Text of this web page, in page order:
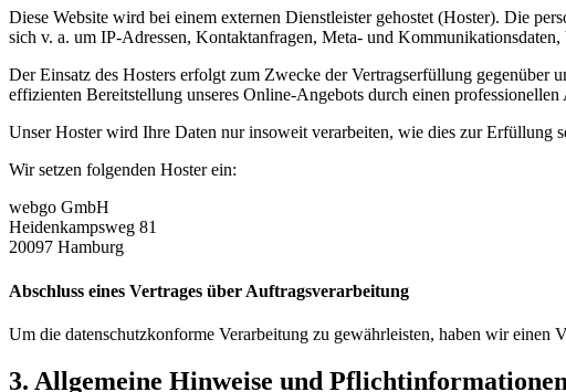
Diese Website wird bei einem externen Dienstleister gehostet (Hoster). Die
sich v. a. um IP-Adressen, Kontaktanfragen, Meta- und
Der Einsatz des Hosters erfolgt zum Zwecke der Vertragserfüllung
effizienten Bereitstellung unseres Online-Angebots durch einen
Unser Hoster wird Ihre Daten nur insoweit verarbeiten, wie dies zur Erfüllung
Wir setzen folgenden Hoster ein:
webgo GmbH
Heidenkampsweg 81
20097 Hamburg
Abschluss eines Vertrages über Auftragsverarbeitung
Um die datenschutzkonforme Verarbeitung zu gewährleisten, haben wir einen
3. Allgemeine Hinweise und Pflicht­informationen